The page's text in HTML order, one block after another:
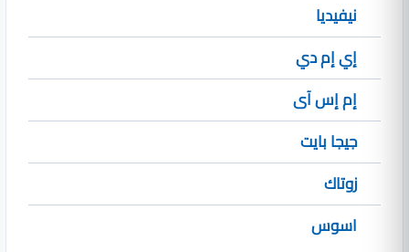
نيفيديا
إي إم دي
إم إس آى
جيجا بايت
زوتاك
اسوس